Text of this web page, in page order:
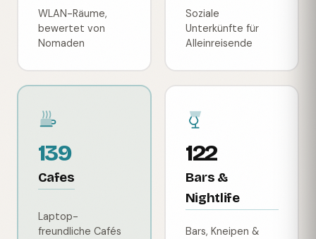
WLAN-Räume,
bewertet von
Nomaden
Soziale
Unterkünfte für
Alleinreisende
139
Cafes
Laptop-
freundliche Cafés
122
Bars &
Nightlife
Bars, Kneipen &